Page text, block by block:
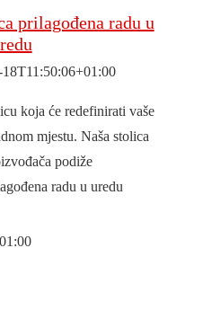
prilagođena radu u
koja će redefinirati vaše
mjestu. Naša stolica
podiže
radu u uredu